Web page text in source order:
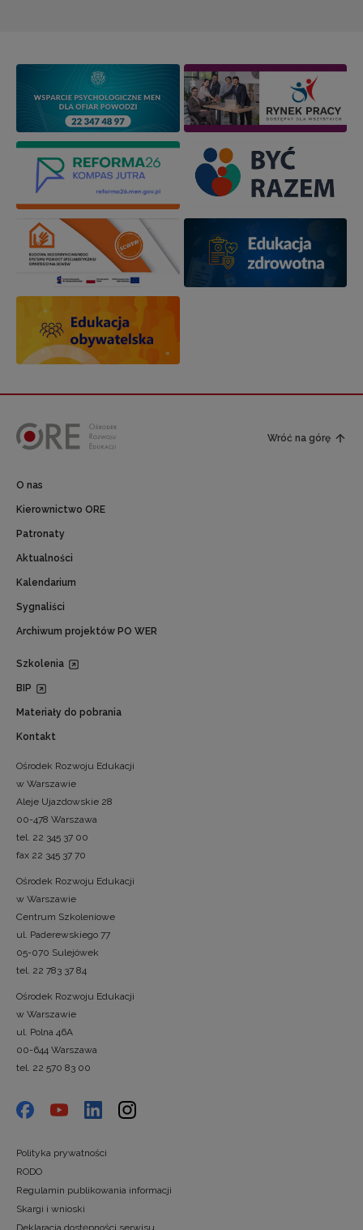
Wróć na górę
O nas
Kierownictwo ORE
Patronaty
Aktualności
Kalendarium
Sygnaliści
Archiwum projektów PO WER
Szkolenia
BIP
Materiały do pobrania
Kontakt
Ośrodek Rozwoju Edukacji
w Warszawie
Aleje Ujazdowskie 28
00-478 Warszawa
tel. 22 345 37 00
fax 22 345 37 70
Ośrodek Rozwoju Edukacji
w Warszawie
Centrum Szkoleniowe
ul. Paderewskiego 77
05-070 Sulejówek
tel. 22 783 37 84
Ośrodek Rozwoju Edukacji
w Warszawie
ul. Polna 46A
00-644 Warszawa
tel. 22 570 83 00
Polityka prywatności
RODO
Regulamin publikowania informacji
Skargi i wnioski
Deklaracja dostępności serwisu